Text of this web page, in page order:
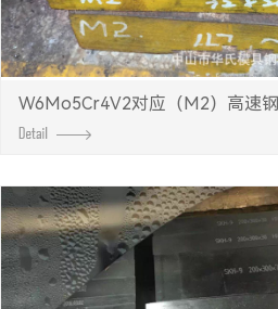
W6Mo5Cr4V2对应（M2）高速钢